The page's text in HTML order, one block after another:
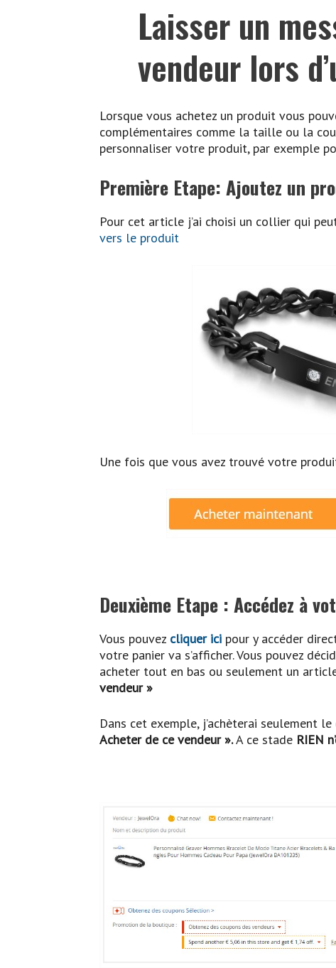
Laisser un
vendeur lors
Lorsque vous achetez un produit vous
complémentaires comme la taille ou la
personnaliser votre produit, par exemple
Première Etape: Ajoutez un
Pour cet article j’ai choisi un collier qui
vers le produit
Une fois que vous avez trouvé votre
Deuxième Etape : Accédez à
Vous pouvez cliquer ici pour y accéder
votre panier va s’afficher. Vous pouvez
acheter tout en bas ou seulement un
vendeur »
Dans cet exemple, j’achèterai seulement
Acheter de ce vendeur ».A ce stade RIEN